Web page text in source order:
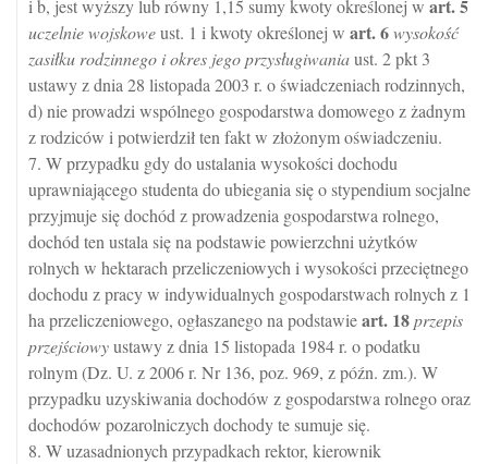
i b, jest wyższy lub równy 1,15 sumy kwoty określonej w art.5
uczelnie wojskoweust. 1 i kwoty określonej w art.6wysokość
zasiłku rodzinnego i okres jego przysługiwaniaust. 2 pkt 3
ustawy z dnia 28 listopada 2003 r. o świadczeniach rodzinnych,
d) nie prowadzi wspólnego gospodarstwa domowego z żadnym
z rodziców i potwierdził ten fakt w złożonym oświadczeniu.
7. W przypadku gdy do ustalania wysokości dochodu
uprawniającego studenta do ubiegania się o stypendium socjalne
przyjmuje się dochód z prowadzenia gospodarstwa rolnego,
dochód ten ustala się na podstawie powierzchni użytków
rolnych w hektarach przeliczeniowych i wysokości przeciętnego
dochodu z pracy w indywidualnych gospodarstwach rolnych z 1
ha przeliczeniowego, ogłaszanego na podstawieart. 18przepis
przejściowyustawy z dnia 15 listopada 1984 r. o podatku
rolnym (Dz. U. z 2006 r. Nr 136, poz. 969, z późn. zm.). W
przypadku uzyskiwania dochodów z gospodarstwa rolnego oraz
dochodów pozarolniczych dochody te sumuje się.
8. W uzasadnionych przypadkach rektor, kierownik